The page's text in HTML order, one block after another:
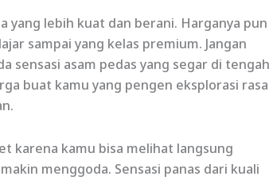
yang lebih kuat dan berani. Harganya pun
sampai yang kelas premium. Jangan
sensasi asam pedas yang segar di tengah
buat kamu yang pengen eksplorasi rasa
karena kamu bisa melihat langsung
menggoda. Sensasi panas dari kuali